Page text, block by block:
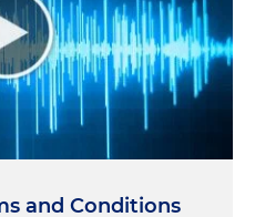
and Conditions